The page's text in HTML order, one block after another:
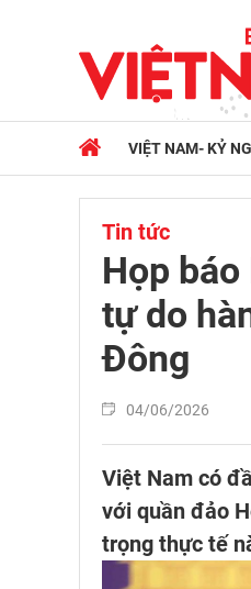
VIỆT NAM- KỶ
Tin tức
Họp
tự do
Đông
04/06/2026
Việt Nam có
với quần đảo
trọng thực tế